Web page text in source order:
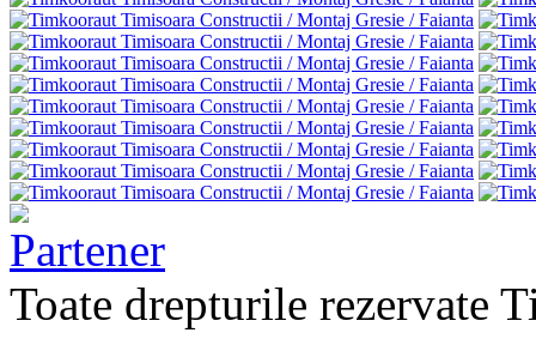
Toate drepturile rezervate